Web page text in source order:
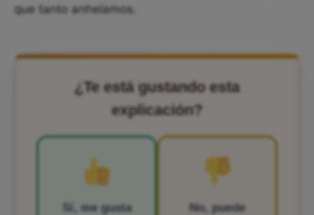
que tanto anhelamos.
¿Te está gustando esta
explicación?
Sí, me gusta
No, puede